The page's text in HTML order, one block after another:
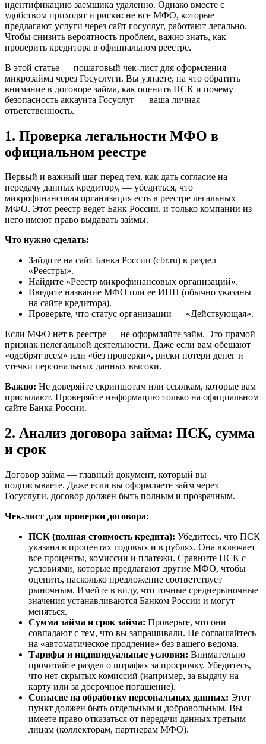
идентификацию заемщика удаленно. Однако вместе с
удобством приходят и риски: не все МФО, которые
предлагают услуги через сайт госуслуг, работают легально.
Чтобы снизить вероятность проблем, важно знать, как
проверить кредитора в официальном реестре.
В этой статье — пошаговый чек-лист для оформления
микрозайма через Госуслуги. Вы узнаете, на что обратить
внимание в договоре займа, как оценить ПСК и почему
безопасность аккаунта Госуслуг — ваша личная
ответственность.
1. Проверка легальности МФО в
официальном реестре
Первый и важный шаг перед тем, как дать согласие на
передачу данных кредитору, — убедиться, что
микрофинансовая организация есть в реестре легальных
МФО. Этот реестр ведет Банк России, и только компании из
него имеют право выдавать займы.
Что нужно сделать:
Зайдите на сайт Банка России (cbr.ru) в раздел
«Реестры».
Найдите «Реестр микрофинансовых организаций».
Введите название МФО или ее ИНН (обычно указаны
на сайте кредитора).
Проверьте, что статус организации — «Действующая».
Если МФО нет в реестре — не оформляйте займ. Это прямой
признак нелегальной деятельности. Даже если вам обещают
«одобрят всем» или «без проверки», риски потери денег и
утечки персональных данных высоки.
Важно: Не доверяйте скриншотам или ссылкам, которые вам
присылают. Проверяйте информацию только на официальном
сайте Банка России.
2. Анализ договора займа: ПСК, сумма
и срок
Договор займа — главный документ, который вы
подписываете. Даже если вы оформляете займ через
Госуслуги, договор должен быть полным и прозрачным.
Чек-лист для проверки договора:
ПСК (полная стоимость кредита): Убедитесь, что ПСК
указана в процентах годовых и в рублях. Она включает
все проценты, комиссии и платежи. Сравните ПСК с
условиями, которые предлагают другие МФО, чтобы
оценить, насколько предложение соответствует
рыночным. Имейте в виду, что точные среднерыночные
значения устанавливаются Банком России и могут
меняться.
Сумма займа и срок займа: Проверьте, что они
совпадают с тем, что вы запрашивали. Не соглашайтесь
на «автоматическое продление» без вашего ведома.
Тарифы и индивидуальные условия: Внимательно
прочитайте раздел о штрафах за просрочку. Убедитесь,
что нет скрытых комиссий (например, за выдачу на
карту или за досрочное погашение).
Согласие на обработку персональных данных: Этот
пункт должен быть отдельным и добровольным. Вы
имеете право отказаться от передачи данных третьим
лицам (коллекторам, партнерам МФО).